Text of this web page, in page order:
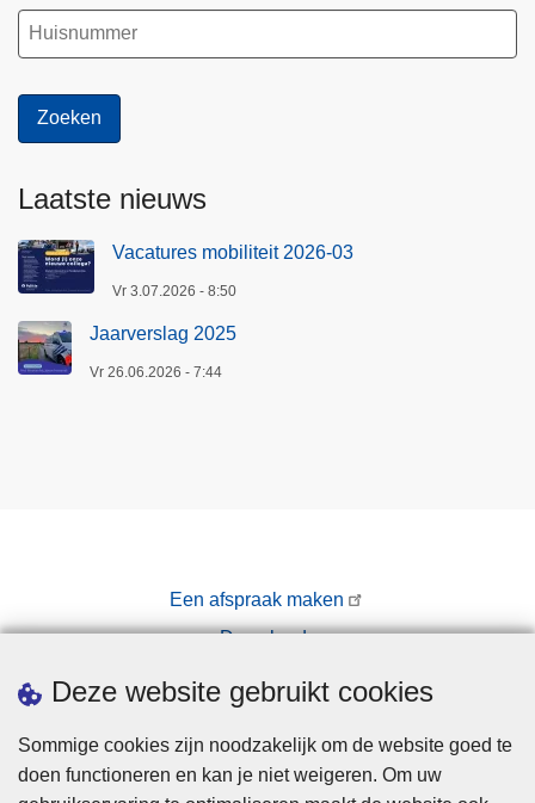
Deze website gebruikt cookies
Sommige cookies zijn noodzakelijk om de website goed te
doen functioneren en kan je niet weigeren. Om uw
Laatste nieuws
Vacatures mobiliteit 2026-03
Vr 3.07.2026 - 8:50
Jaarverslag 2025
Vr 26.06.2026 - 7:44
Een afspraak maken
Downloads